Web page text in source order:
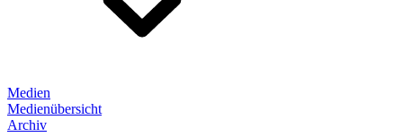
Medien
Medienübersicht
Archiv